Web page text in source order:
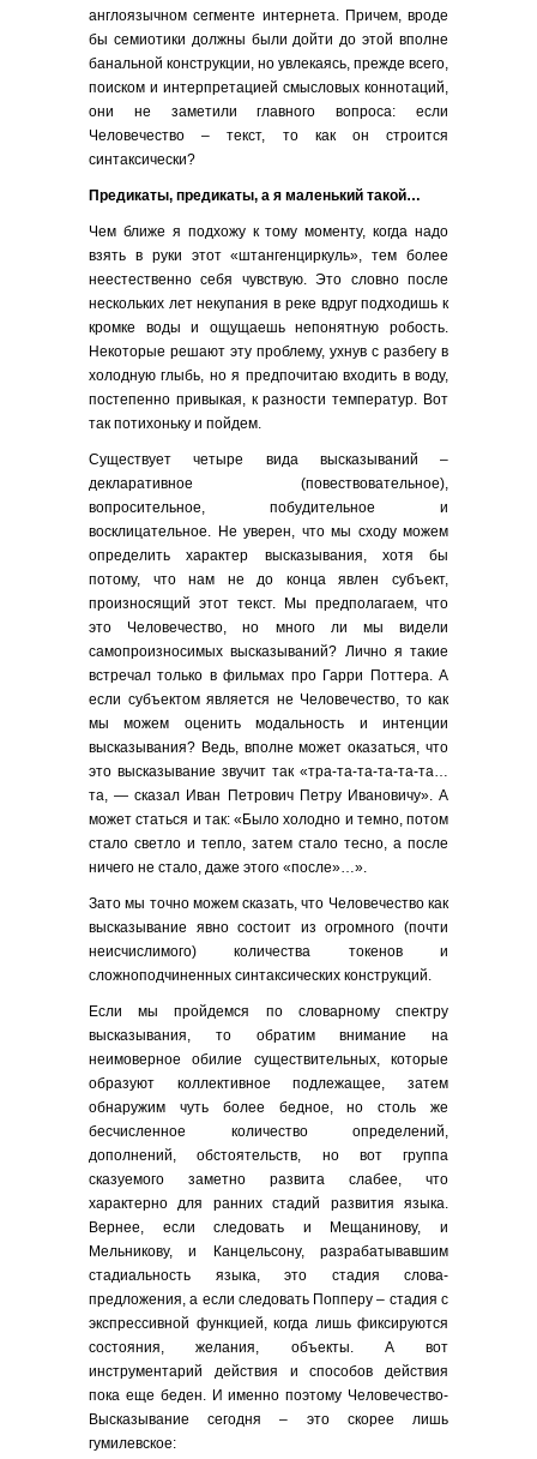
англоязычном сегменте интернета. Причем, вроде
бы семиотики должны были дойти до этой вполне
банальной конструкции, но увлекаясь, прежде всего,
поиском и интерпретацией смысловых коннотаций,
они не заметили главного вопроса: если
Человечество – текст, то как он строится
синтаксически?
Предикаты, предикаты, а я маленький такой…
Чем ближе я подхожу к тому моменту, когда надо
взять в руки этот «штангенциркуль», тем более
неестественно себя чувствую. Это словно после
нескольких лет некупания в реке вдруг подходишь к
кромке воды и ощущаешь непонятную робость.
Некоторые решают эту проблему, ухнув с разбегу в
холодную глыбь, но я предпочитаю входить в воду,
постепенно привыкая, к разности температур. Вот
так потихоньку и пойдем.
Существует четыре вида высказываний –
декларативное (повествовательное),
вопросительное, побудительное и
восклицательное. Не уверен, что мы сходу можем
определить характер высказывания, хотя бы
потому, что нам не до конца явлен субъект,
произносящий этот текст. Мы предполагаем, что
это Человечество, но много ли мы видели
самопроизносимых высказываний? Лично я такие
встречал только в фильмах про Гарри Поттера. А
если субъектом является не Человечество, то как
мы можем оценить модальность и интенции
высказывания? Ведь, вполне может оказаться, что
это высказывание звучит так «тра-та-та-та-та-та…
та, — сказал Иван Петрович Петру Ивановичу». А
может статься и так: «Было холодно и темно, потом
стало светло и тепло, затем стало тесно, а после
ничего не стало, даже этого «после»…».
Зато мы точно можем сказать, что Человечество как
высказывание явно состоит из огромного (почти
неисчислимого) количества токенов и
сложноподчиненных синтаксических конструкций.
Если мы пройдемся по словарному спектру
высказывания, то обратим внимание на
неимоверное обилие существительных, которые
образуют коллективное подлежащее, затем
обнаружим чуть более бедное, но столь же
бесчисленное количество определений,
дополнений, обстоятельств, но вот группа
сказуемого заметно развита слабее, что
характерно для ранних стадий развития языка.
Вернее, если следовать и Мещанинову, и
Мельникову, и Канцельсону, разрабатывавшим
стадиальность языка, это стадия слова-
предложения, а если следовать Попперу – стадия с
экспрессивной функцией, когда лишь фиксируются
состояния, желания, объекты. А вот
инструментарий действия и способов действия
пока еще беден. И именно поэтому Человечество-
Высказывание сегодня – это скорее лишь
гумилевское: